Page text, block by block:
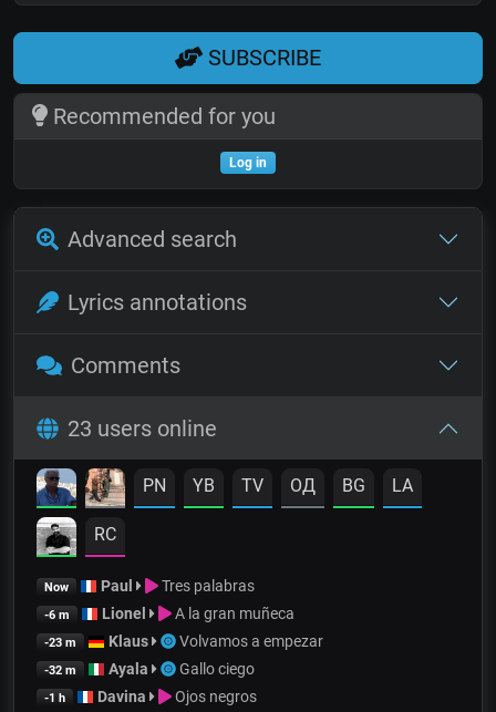
SUBSCRIBE
Recommended for you
Log in
Advanced search
Lyrics annotations
Comments
23 users online
PN YB TV OД BG LA
RC
Now Paul Tres palabras
-6 m Lionel A la gran muñeca
-23 m Klaus Volvamos a empezar
-32 m Ayala Gallo ciego
-1 h Davina Ojos negros